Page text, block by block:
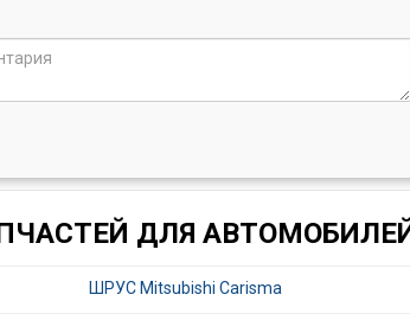
ДЛЯ
ШРУС Mitsubishi Carisma